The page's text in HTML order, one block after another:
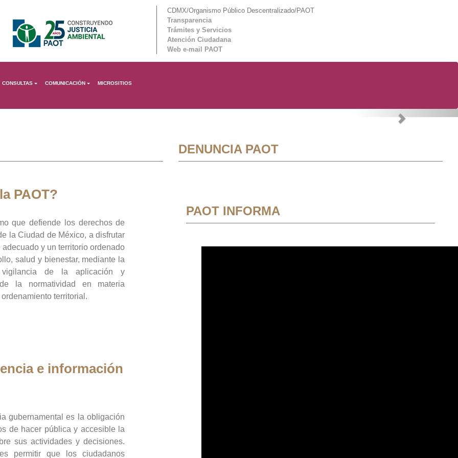
CDMX/Organismo Público Descentralizado/PAOT
Transparencia
Trámites y Servicios
Atención Ciudadana
Web e-mail PAOT
CONSULTAS COMUNICACIÓN MICROSITIOS
Next
PAOT?
que defiende los derechos de
la Ciudad de México, a disfrutar
y un territorio ordenado
salud y bienestar, mediante la
de la aplicación y
la normatividad en materia
territorial.
e información
gubernamental es la obligación
de hacer pública y accesible la
sus actividades y decisiones.
permitir que los ciudadanos
DENUNCIA PAOT
PAOT INFORMA